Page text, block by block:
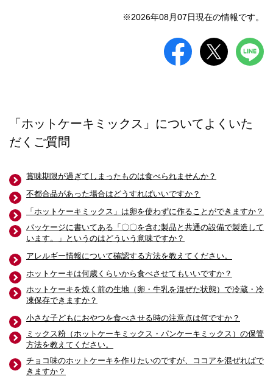
※2026年08月07日現在の情報です。
「ホットケーキミックス」についてよくいた
だくご質問
賞味期限が過ぎてしまったものは食べられませんか？
不都合品があった場合はどうすればいいですか？
「ホットケーキミックス」は卵を使わずに作ることができますか？
パッケージに書いてある「〇〇を含む製品と共通の設備で製造して
います。」というのはどういう意味ですか？
アレルギー情報について確認する方法を教えてください。
ホットケーキは何歳くらいから食べさせてもいいですか？
ホットケーキを焼く前の生地（卵・牛乳を混ぜた状態）で冷蔵・冷
凍保存できますか？
小さな子どもにおやつを食べさせる時の注意点は何ですか？
ミックス粉（ホットケーキミックス・パンケーキミックス）の保管
方法を教えてください。
チョコ味のホットケーキを作りたいのですが、ココアを混ぜればで
きますか？